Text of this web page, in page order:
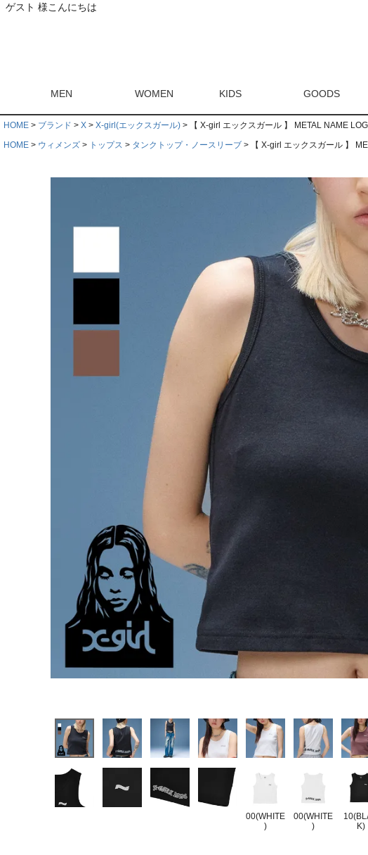
ゲスト 様こんにちは
MEN WOMEN KIDS GOODS
HOME ブランド X X-girl(エックスガール)
【 X-girl エックスガール 】 METAL NAME
HOME
ウィメンズ トップス タンクトップ・ノースリーブ 【 X-girl エックスガール 】
00(WHITE
)
00(WHITE
)
K)